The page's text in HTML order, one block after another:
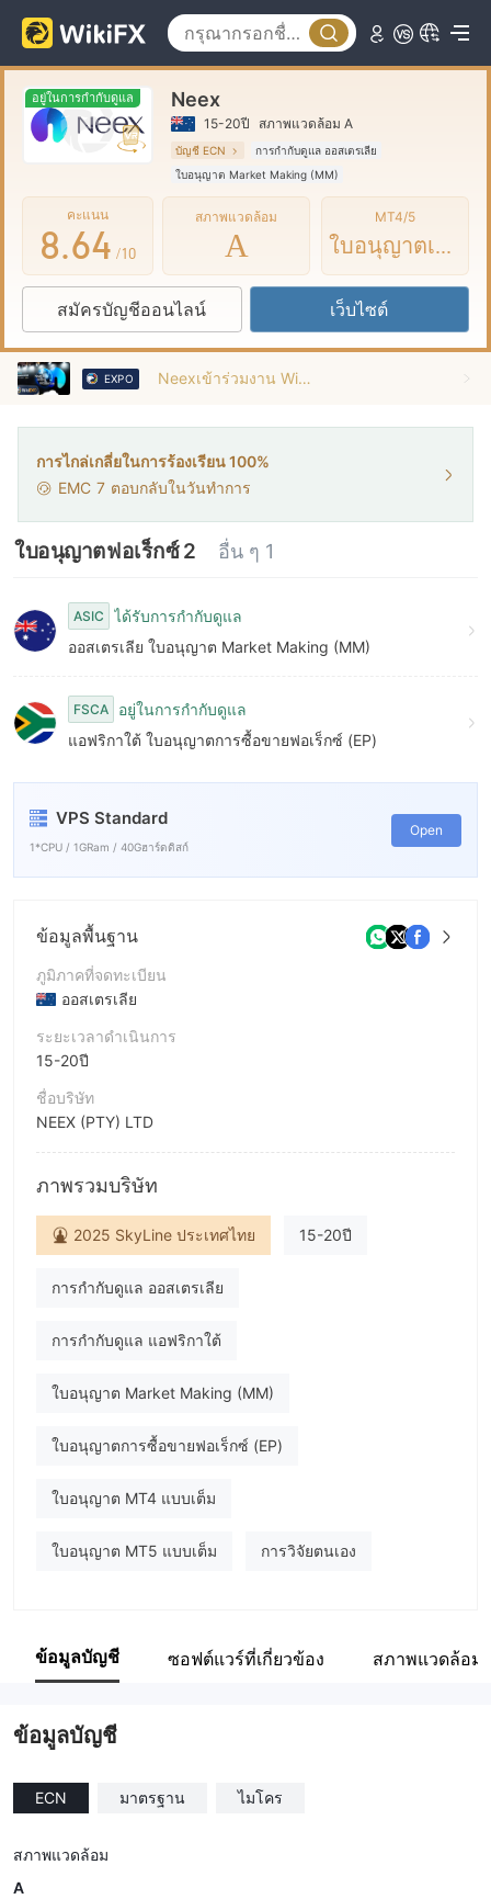
อยู่ในการกำกับดูแล Neex
15-20ปี สภาพแวดล้อม A
บัญชี ECN
การกำกับดูแล ออสเตรเลีย
ใบอนุญาต Market Making (MM)
ใบอนุญาต MT4 แบบเต็ม
คะแนน
3
4
5
6
7
8
9
.
1
2
3
5
6
7
8
9
0
1
3
4
5
6
7
8
9
/10
สภาพแวดล้อม
A
MT4/5
ใบอนุญาตเต็ม
สมัครบัญชีออนไลน์ เว็บไซต์
EXPO Neexเข้าร่วมงาน Wiki Finance Expo Hong Kong 2025
การไกล่เกลี่ยในการร้องเรียน 100%
EMC 7 ตอบกลับในวันทำการ
ใบอนุญาตฟอเร็กซ์ 2 อื่น ๆ 1
ASIC
ได้รับการกำกับดูแล
ออสเตรเลีย ใบอนุญาต Market Making (MM)
FSCA
อยู่ในการกำกับดูแล
แอฟริกาใต้ ใบอนุญาตการซื้อขายฟอเร็กซ์ (EP)
VPS Standard
1*CPU / 1GRam / 40Gฮาร์ดดิสก์
Open
ข้อมูลพื้นฐาน
ภูมิภาคที่จดทะเบียน
ออสเตรเลีย
ระยะเวลาดำเนินการ
15-20ปี
ชื่อบริษัท
NEEX (PTY) LTD
ชื่อย่อบริษัท
Neex
พนักงานบริษัท
ภาพรวมบริษัท
2025 SkyLine ประเทศไทย 15-20ปี
การกำกับดูแล ออสเตรเลีย
การกำกับดูแล แอฟริกาใต้
ใบอนุญาต Market Making (MM)
ใบอนุญาตการซื้อขายฟอเร็กซ์ (EP)
ใบอนุญาต MT4 แบบเต็ม
ใบอนุญาต MT5 แบบเต็ม การวิจัยตนเอง
ข้อมูลบัญชี ซอฟต์แวร์ที่เกี่ยวข้อง สภาพแวดล้อม
ข้อมูลบัญชี
ECN มาตรฐาน ไมโคร
สภาพแวดล้อม
A